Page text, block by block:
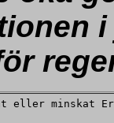
eller minskat